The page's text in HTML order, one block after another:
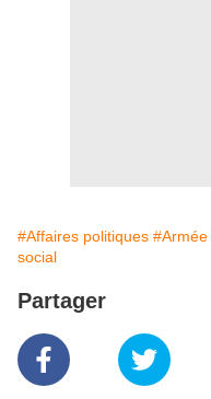
#Affaires politiques #Armée
social
Partager